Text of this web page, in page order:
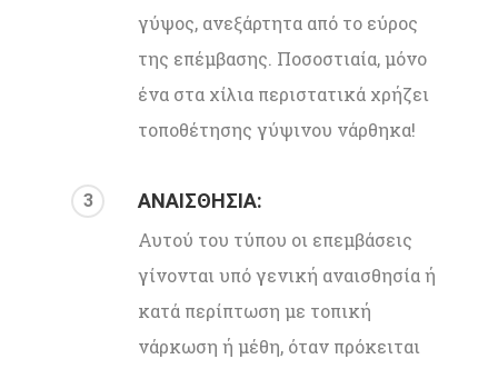
γύψος, ανεξάρτητα από το εύρος
της επέμβασης. Ποσοστιαία, μόνο
ένα στα χίλια περιστατικά χρήζει
τοποθέτησης γύψινου νάρθηκα!
3
ΑΝΑΙΣΘΗΣΙΑ:
Αυτού του τύπου οι επεμβάσεις
γίνονται υπό γενική αναισθησία ή
κατά περίπτωση με τοπική
νάρκωση ή μέθη, όταν πρόκειται